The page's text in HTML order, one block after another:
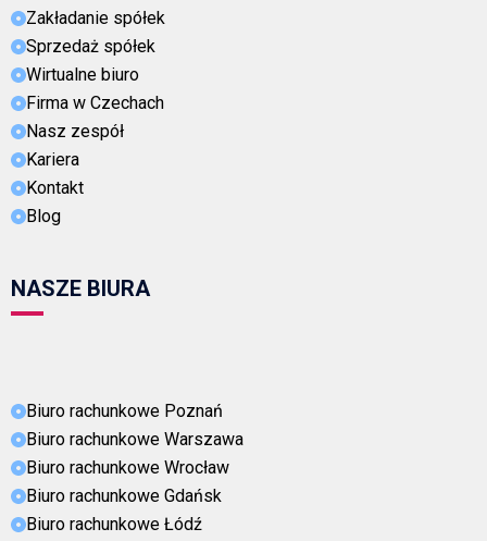
Zakładanie spółek
Sprzedaż spółek
Wirtualne biuro
Firma w Czechach
Nasz zespół
Kariera
Kontakt
Blog
NASZE BIURA
Biuro rachunkowe Poznań
Biuro rachunkowe Warszawa
Biuro rachunkowe Wrocław
Biuro rachunkowe Gdańsk
Biuro rachunkowe Łódź